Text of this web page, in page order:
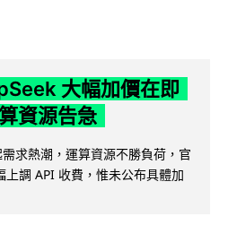
大幅加價在即
資源告急
求熱潮，運算資源不勝負荷，官
調 API 收費，惟未公布具體加